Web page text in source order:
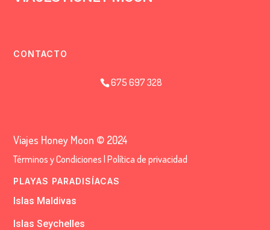
CONTACTO
675 697 328
Viajes Honey Moon © 2024
Términos y Condiciones |Política de privacidad
PLAYAS PARADISÍACAS
Islas Maldivas
Islas Seychelles